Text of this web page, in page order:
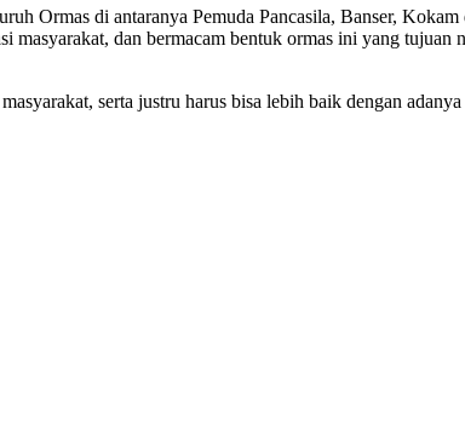
Ormas di antaranya Pemuda Pancasila, Banser,
dan bermacam bentuk ormas ini yang tujuan
serta justru harus bisa lebih baik dengan